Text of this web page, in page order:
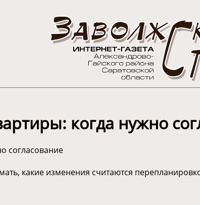
когда нужно
согласование
какие изменения считаются